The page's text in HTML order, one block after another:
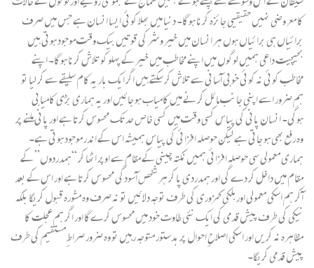
کا معروضی نہیں حقیقیی جائزہ کرنا ہوگا۔ دنیا میں بھلا کوئی ایسا انسان ہے جس میں صرف
برائیاں ہی برائیاں ہوں ہر انسان میں خیر و شر کی قوتیں بیک وقت موجود ہوتی ہیں
بحیچیت داعی ہمیں لوگوں میں اپنے مخاطب میں خیر کے پہلو کو تلاش کرنا ہوگا۔ اپنے
مخاطب کوئی نہ کوئی خوبی آسانی سے تلاش کر سکتے ہیں اگر ایک بار یہ کام سلیقے سے کر لیا تو
ہم ضرور اسے اپنی جانب مائل کرنے میں کامیاب ہو جائیں اور یہ ہماری بڑی کامیابی
ہوگی۔ انسان پانی کی پیاس کسی وقت میں کسی خاص حد تک محسوس کرتا ہے اور پانی ملنے پر
وہ رفع بھی ہو جاتی ہے لیکن حوصلہ افزائی کی پیاس ہمیشہ اس کے اندر موجود ہوتی ہے۔
ہماری معمولی سی حوصلہ افزائی ہمیں نکتہ چینی کے مقام سے اوپر اٹھا کر “ہمدردوں” کے
مقام میں داخل کر دے گی اور ہمدردی پا کر ہر شخص آسودگی محسوس کرتا ہے اور اس کے بعد
آکر ہم اسکی معمولی اور ہلکی کمزوری کی طرف توجہ دلائیں تو نہ صرف وہ مشورہ قبول کریگا بلکہ
نیکی کی طرف پیش قدمی کی ایک نئی طاوت خود میں محسوس کرےگا اور اگر ہم عجلت کا
مظاہرہ نہ کریں اور اسکی اصلاحِ احوال پر بدستور متوجہ رہیں تو وہ ضرور صراطِ مستقیم کی طرف
پیش قدمی کریگا۔